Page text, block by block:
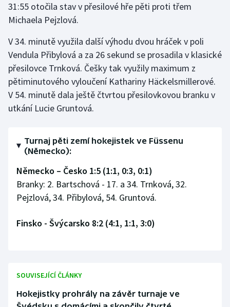
Gymnastika
Jezdectví
Judo
Krasobruslení
Lyže a snowboard
Moderní pětiboj
Motorsport
Olympijské hry
Plavání
Plážový volejbal
31:55 otočila stav v přesilové hře pěti proti třem
Michaela Pejzlová.
V 34. minutě využila další výhodu dvou hráček v poli
Vendula Přibylová a za 26 sekund se prosadila v klasické
přesilovce Trnková. Češky tak využily maximum z
pětiminutového vyloučení Kathariny Häckelsmillerové.
V 54. minutě dala ještě čtvrtou přesilovkovou branku v
utkání Lucie Gruntová.
Turnaj pěti zemí hokejistek ve Füssenu
(Německo):
Německo – Česko 1:5 (1:1, 0:3, 0:1)
Branky: 2. Bartschová - 17. a 34. Trnková, 32.
Pejzlová, 34. Přibylová, 54. Gruntová.
Finsko - Švýcarsko 8:2 (4:1, 1:1, 3:0)
SOUVISEJÍCÍ ČLÁNKY
Hokejistky prohrály na závěr turnaje ve